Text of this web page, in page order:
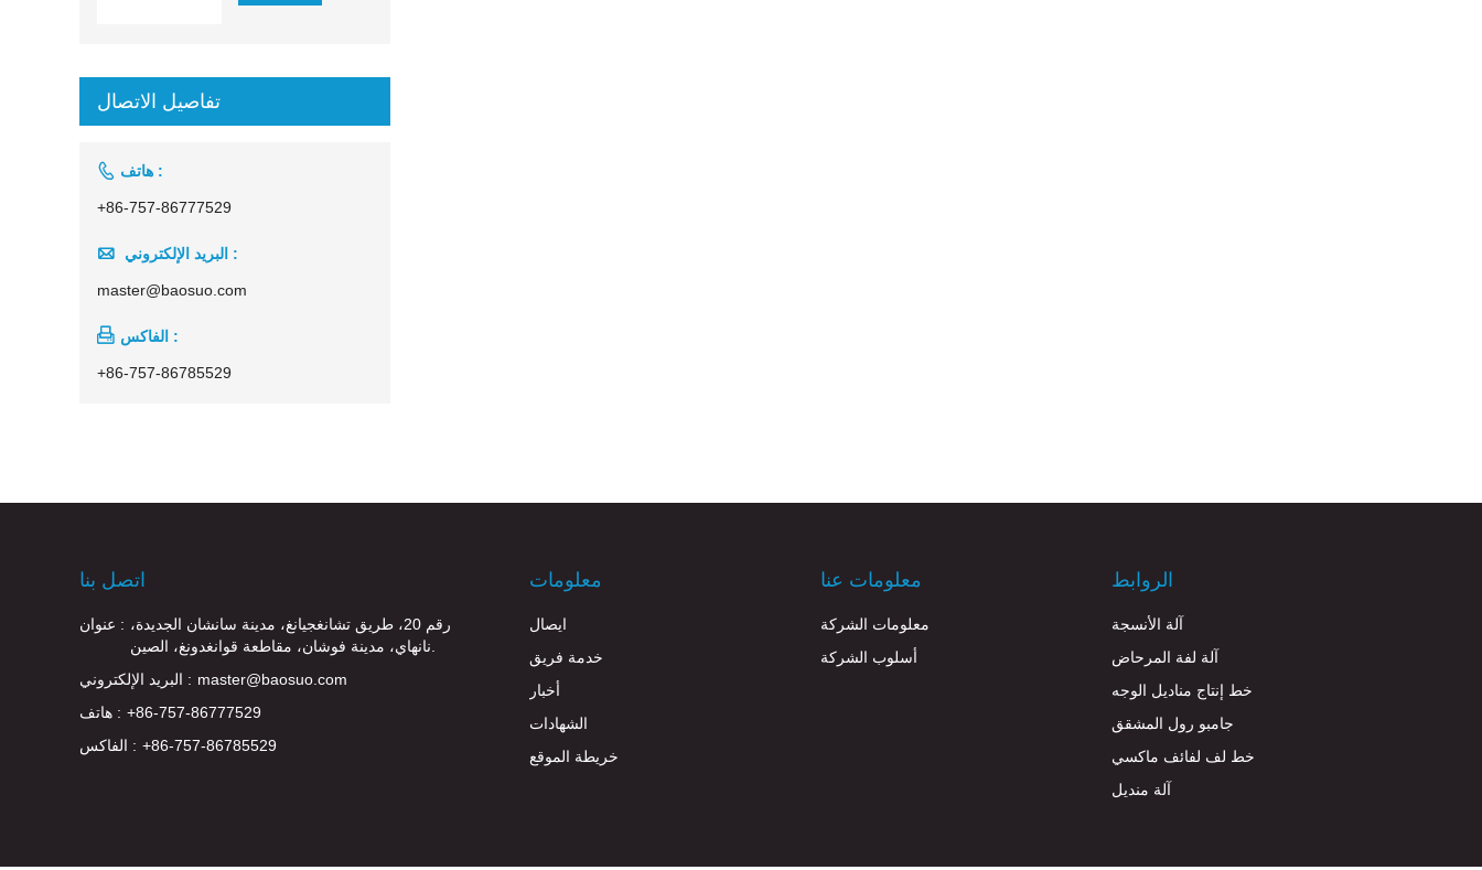
تفاصيل الاتصال
 هاتف :
+86-757-86777529
 البريد الإلكتروني :
master@baosuo.com
 الفاكس :
+86-757-86785529
اتصل بنا
عنوان : رقم 20، طريق تشانغجيانغ، مدينة سانشان الجديدة،
البريد الإلكتروني : master@baosuo.com
هاتف : +86-757-86777529
الفاكس : +86-757-86785529
معلومات
ايصال
خدمة فريق
أخبار
الشهادات
خريطة الموقع
معلومات عنا
معلومات الشركة
أسلوب الشركة
الروابط
آلة الأنسجة
آلة لفة المرحاض
خط إنتاج مناديل الوجه
جامبو رول المشقق
خط لف لفائف ماكسي
آلة منديل